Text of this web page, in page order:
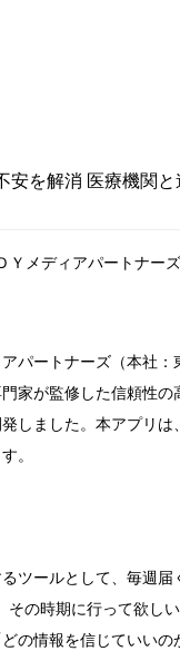
安を解消 医療機関
Ｙメディアパートナーズ
パートナーズ（本社
家が監修した信頼性
しました。本アプリ
。
ツールとして、毎週
その時期に行って欲し
の情報を信じていい